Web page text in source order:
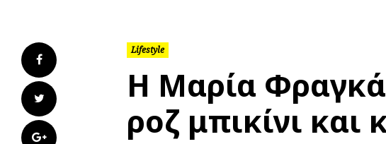
Facebook
Twitter
Google+
Lifestyle
Η Μαρία
ροζ μπικίνι και